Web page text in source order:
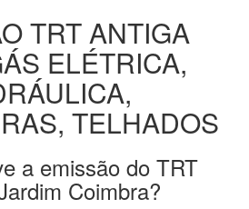
TRT ANTIGA
ELÉTRICA,
TELHADOS
a emissão do TRT
Coimbra?